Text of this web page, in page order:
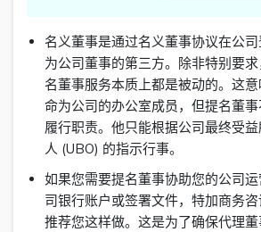
名义董事是通过名义董事协议在公
为公司董事的第三方。除非特别要
名董事服务本质上都是被动的。这
命为公司的办公室成员，但提名董
履行职责。他只能根据公司最终受益
人 (UBO) 的指示行事。
如果您需要提名董事协助您的公司
司银行账户或签署文件，特加商务
推荐您这样做。这是为了确保代理董